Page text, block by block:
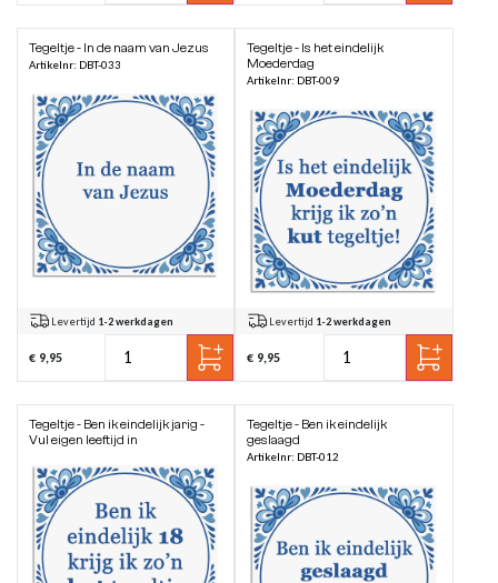
Tegeltje - In de naam van Jezus
Artikelnr: DBT-033
Levertijd 1-2 werkdagen
€ 9,95
Tegeltje - Is het eindelijk
Moederdag
Artikelnr: DBT-009
Levertijd 1-2 werkdagen
€ 9,95
Tegeltje - Ben ik eindelijk jarig -
Vul eigen leeftijd in
Tegeltje - Ben ik eindelijk
geslaagd
Artikelnr: DBT-012